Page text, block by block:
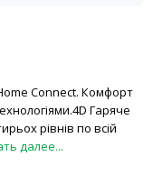
Connect. Комфорт
Гаряче
рівнів по всій
далее...